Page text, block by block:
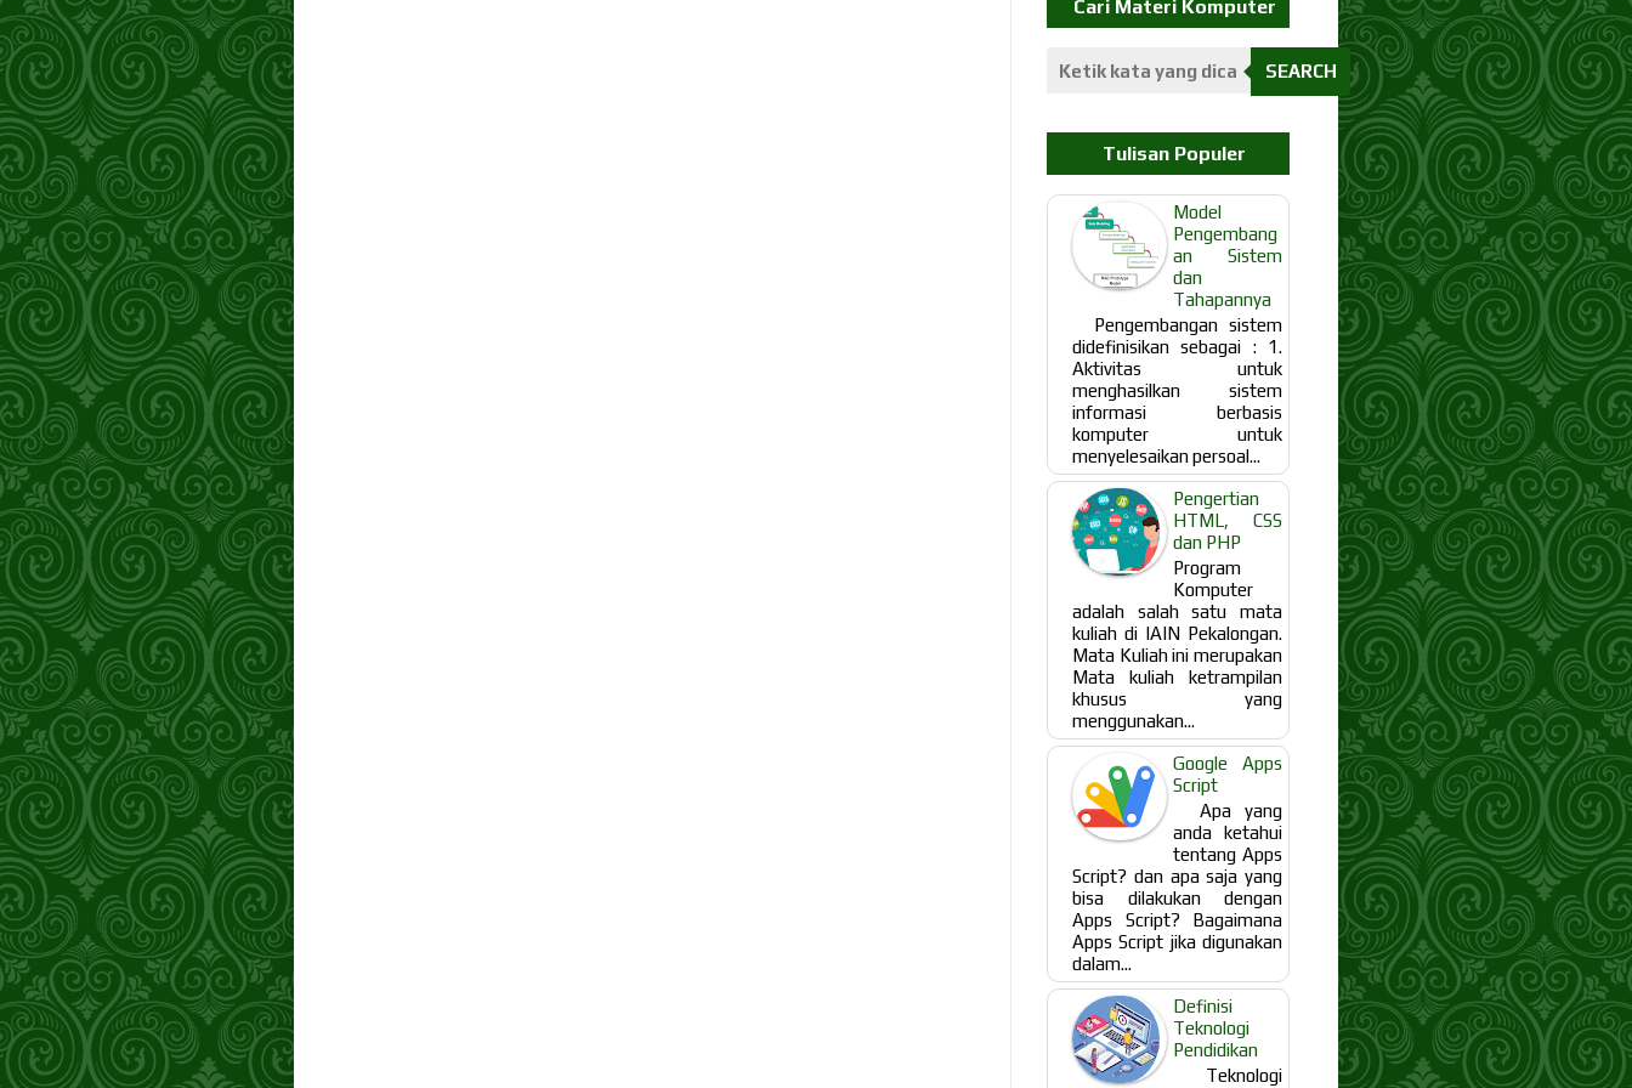
Cari Materi Komputer
SEARCH
Tulisan Populer
Model
Pengembang
an Sistem
dan
Tahapannya
Pengembangan sistem
didefinisikan sebagai : 1.
Aktivitas untuk
menghasilkan sistem
informasi berbasis
komputer untuk
menyelesaikan persoal...
Pengertian
HTML, CSS
dan PHP
Program
Komputer
adalah salah satu mata
kuliah di IAIN Pekalongan.
Mata Kuliah ini merupakan
Mata kuliah ketrampilan
khusus yang
menggunakan...
Google Apps
Script
Apa yang
anda ketahui
tentang Apps
Script? dan apa saja yang
bisa dilakukan dengan
Apps Script? Bagaimana
Apps Script jika digunakan
dalam...
Definisi
Teknologi
Pendidikan
Teknologi